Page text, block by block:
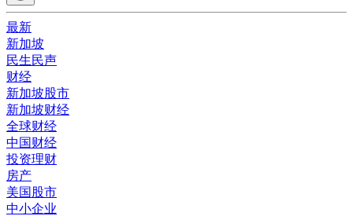
最新
新加坡
民生民声
财经
新加坡股市
新加坡财经
全球财经
中国财经
投资理财
房产
美国股市
中小企业